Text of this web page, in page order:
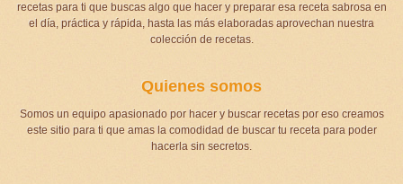
recetas para ti que buscas algo que hacer y preparar esa receta sabrosa en
el día, práctica y rápida, hasta las más elaboradas aprovechan nuestra
colección de recetas.
Quienes somos
Somos un equipo apasionado por hacer y buscar recetas por eso creamos
este sitio para ti que amas la comodidad de buscar tu receta para poder
hacerla sin secretos.